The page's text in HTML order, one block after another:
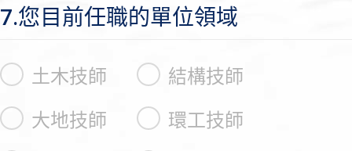
7.您目前任職的單位領域
土木技師
結構技師
大地技師
環工技師